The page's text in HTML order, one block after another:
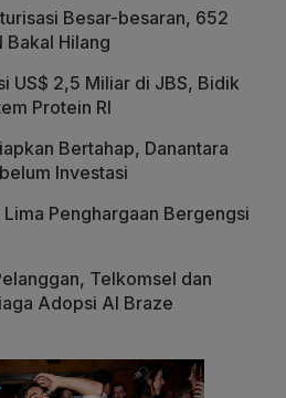
Besar-besaran, 652
Bakal Hilang
US$ 2,5 Miliar di JBS, Bidik
Protein RI
Bertahap, Danantara
Investasi
Penghargaan Bergengsi
Telkomsel dan
Adopsi AI Braze